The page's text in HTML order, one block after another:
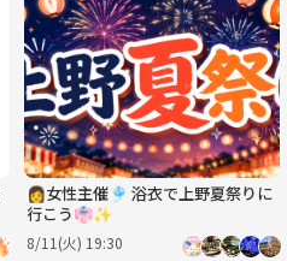
👩女性主催🎐 浴衣で上野夏祭りに
行こう👘✨
8/11(火) 19:30